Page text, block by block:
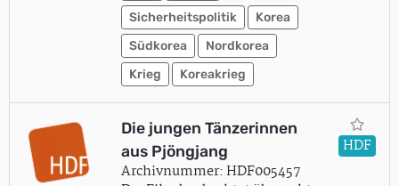
Sicherheitspolitik
Korea
Südkorea
Nordkorea
Krieg
Koreakrieg
Die jungen Tänzerinnen
aus Pjöngjang
Archivnummer: HDF005457
HDF